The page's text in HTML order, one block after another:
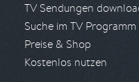
TV Sendungen
Suche im TV Programm
Preise & Shop
Kostenlos nutzen